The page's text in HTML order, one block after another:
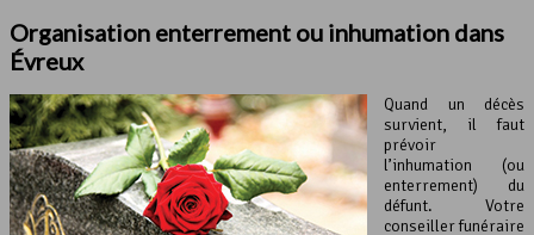
Organisation enterrement ou inhumation dans
Évreux
Quand un décès
survient, il faut
prévoir
l’inhumation (ou
enterrement) du
défunt. Votre
conseiller funéraire